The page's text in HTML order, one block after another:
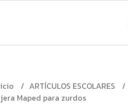
ARTÍCULOS ESCOLARES
Maped para zurdos